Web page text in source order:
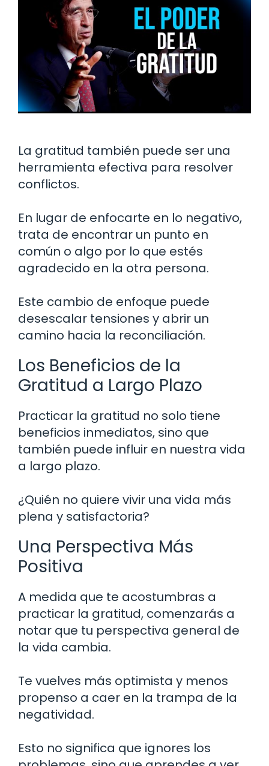
La gratitud también puede ser una
herramienta efectiva para resolver
conflictos.
En lugar de enfocarte en lo negativo,
trata de encontrar un punto en
común o algo por lo que estés
agradecido en la otra persona.
Este cambio de enfoque puede
desescalar tensiones y abrir un
camino hacia la reconciliación.
Los Beneficios de la
Gratitud a Largo Plazo
Practicar la gratitud no solo tiene
beneficios inmediatos, sino que
también puede influir en nuestra vida
a largo plazo.
¿Quién no quiere vivir una vida más
plena y satisfactoria?
Una Perspectiva Más
Positiva
A medida que te acostumbras a
practicar la gratitud, comenzarás a
notar que tu perspectiva general de
la vida cambia.
Te vuelves más optimista y menos
propenso a caer en la trampa de la
negatividad.
Esto no significa que ignores los